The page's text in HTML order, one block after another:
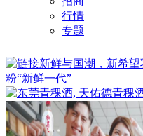
行情
专题